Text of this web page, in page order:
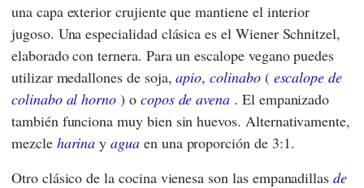
una capa exterior crujiente que mantiene el interior
jugoso. Una especialidad clásica es el Wiener Schnitzel,
elaborado con ternera. Para un escalope vegano puedes
utilizar medallones de soja,apio,colinabo( escalope de
colinabo al horno ) o copos de avena . El empanizado
también funciona muy bien sin huevos. Alternativamente,
mezcle harina yaguaen una proporción de 3:1.
Otro clásico de la cocina vienesa son las empanadillasde